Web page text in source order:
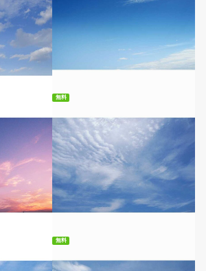
無料ダウンロード
ド
無料
無料ダウンロード
無料